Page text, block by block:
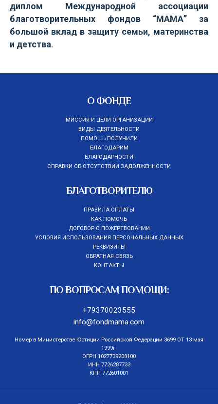
диплом Международной ассоциации
благотворительных фондов “МАМА” за
большой вклад в защиту семьи, материнства
и детства.
О ФОНДЕ
МИССИЯ И ЦЕЛИ ОРГАНИЗАЦИИ
ВИДЫ ДЕЯТЕЛЬНОСТИ
ПОМОЩЬ ПОЛУЧИЛИ
БЛАГОДАРИМ
БЛАГОДАРНОСТИ
СПРАВКИ ОБ ОТСУТСТВИИ ЗАДОЛЖЕННОСТИ
БЛАГОТВОРИТЕЛЮ
ПРАВИЛА ОПЛАТЫ
КАК ПОМОЧЬ
ДОГОВОР О ПОЖЕРТВОВАНИИ
УСЛОВИЯ ИСПОЛЬЗОВАНИЯ ПЕРСОНАЛЬНЫХ ДАННЫХ
РЕКВИЗИТЫ
ОБРАТНАЯ СВЯЗЬ
КОНТАКТЫ
ПО ВОПРОСАМ ПОМОЩИ:
+79370023555
info@fondmama.com
Номер в Министерстве Юстиции Российской Федерации 3699 ОТ 13 мая
1999г.
ОГРН 1027739208100
ИНН 7726287733
КПП 772601001